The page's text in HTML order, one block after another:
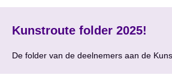
Kunstroute folder 2025!
De folder van de deelnemers aan